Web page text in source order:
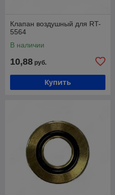
Клапан воздушный для RT-
5564
В наличии
10,88 руб.
Купить